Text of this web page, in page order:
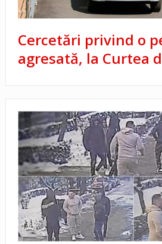
Cercetări privind o
agresată, la Curtea